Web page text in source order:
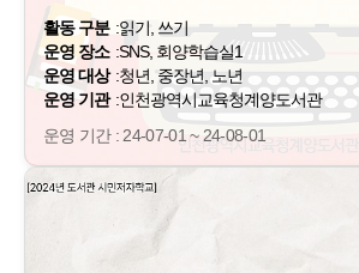
활동 구분 :읽기, 쓰기
운영 장소 :SNS, 회양학습실1
운영 대상 :청년, 중장년, 노년
운영 기관 :인천광역시교육청계양도서관
운영 기간 : 24-07-01 ~ 24-08-01